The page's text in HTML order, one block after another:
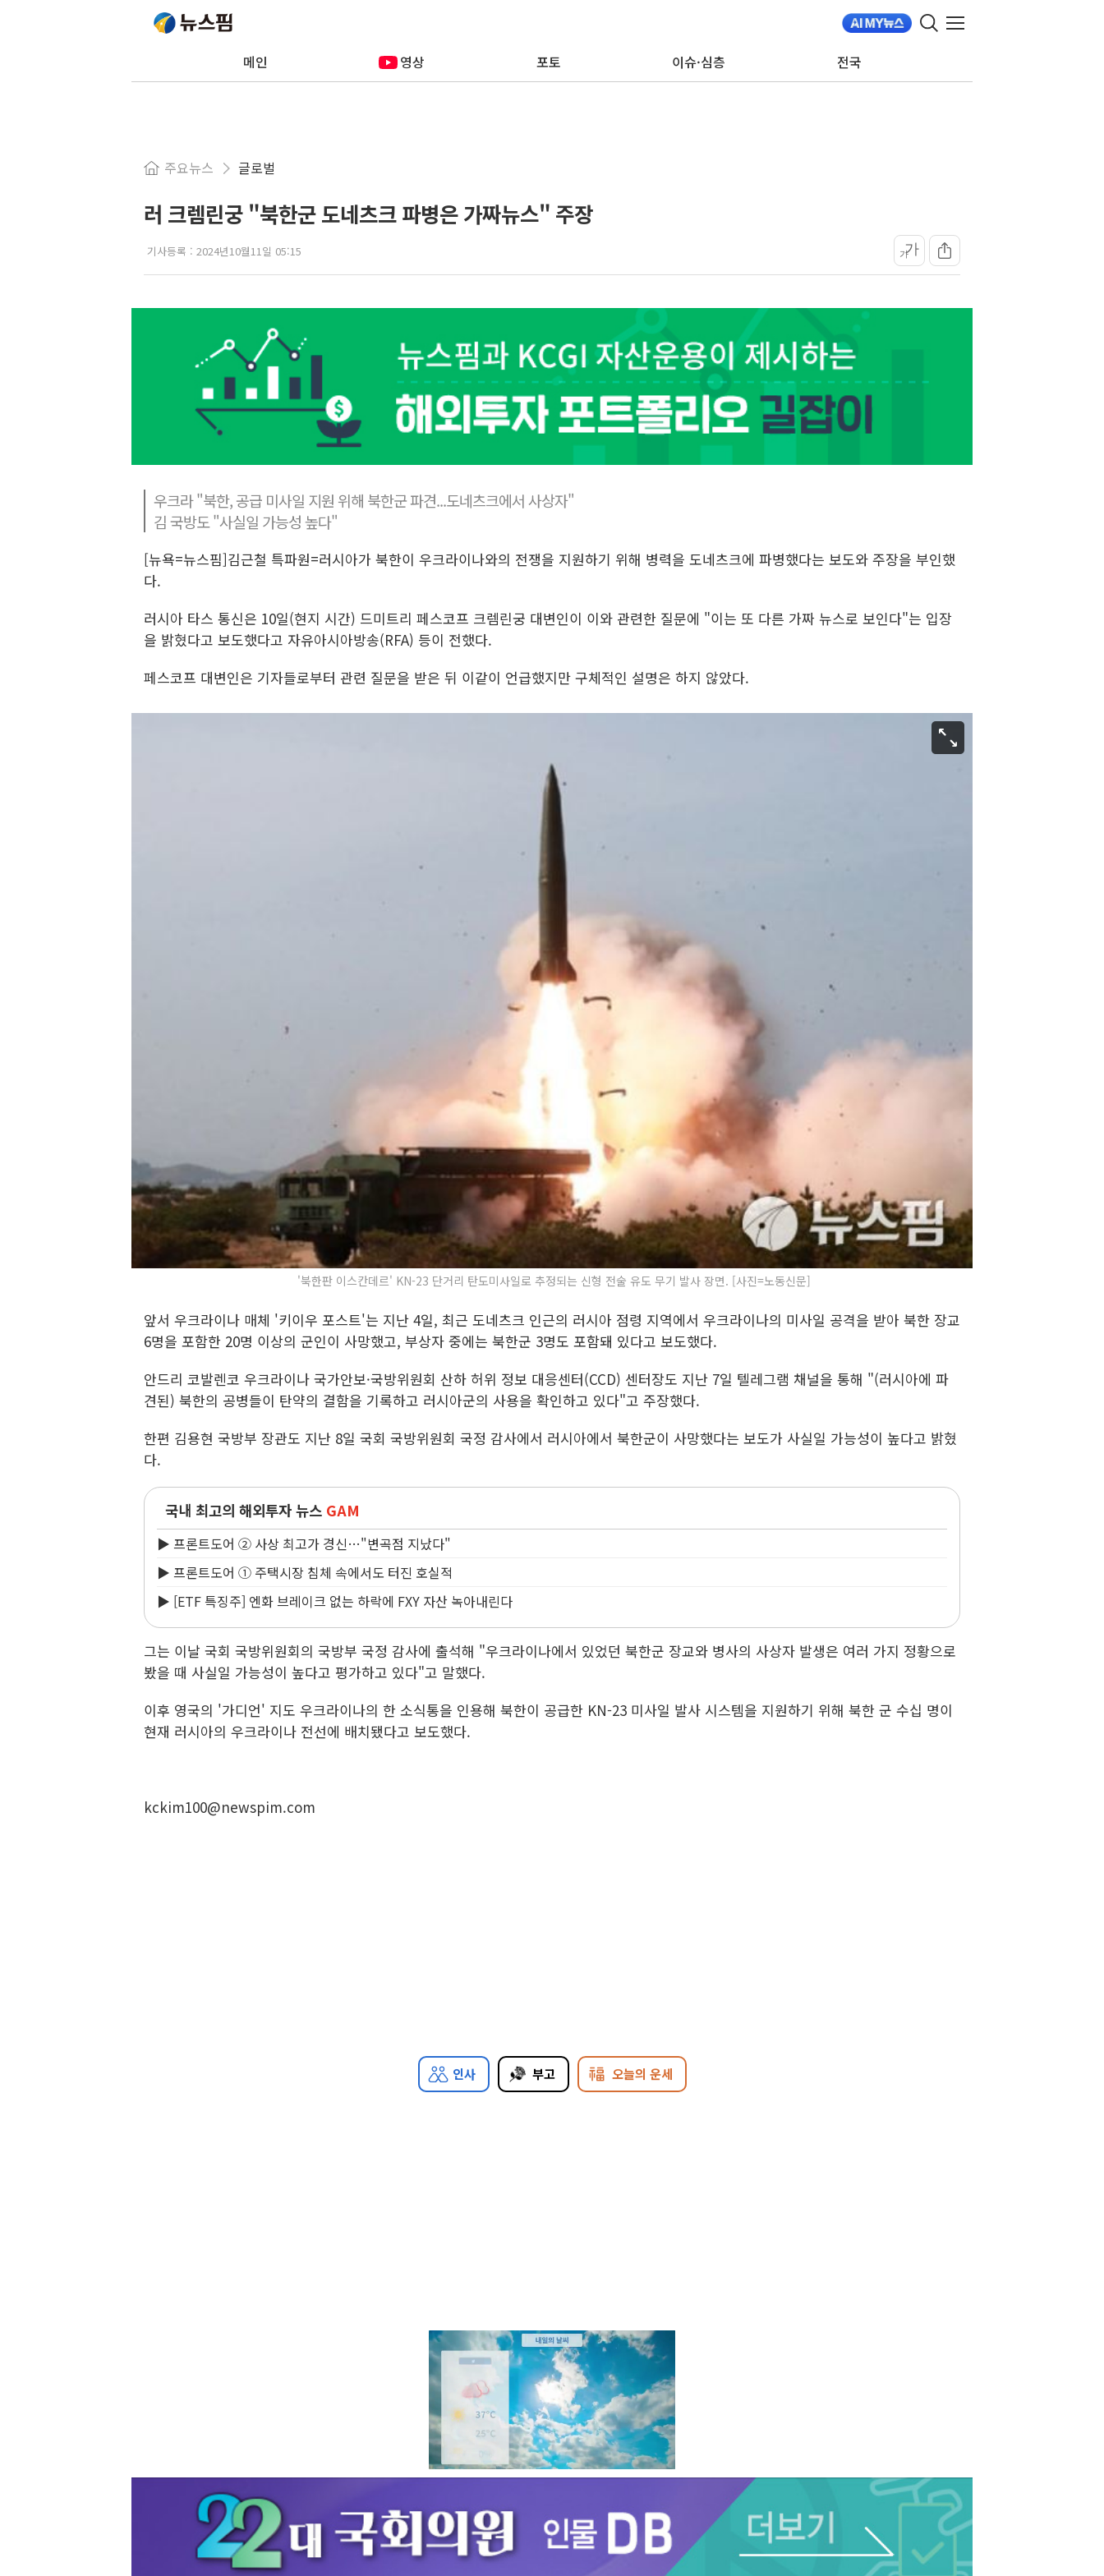
메인 영상 포토 이슈·심층 전국
주요뉴스 글로벌
러 크렘린궁 "북한군 도네츠크 파병은 가짜뉴스" 주장
기사등록 : 2024년10월11일 05:15 가가
우크라 "북한, 공급 미사일 지원 위해 북한군 파견...도네츠크에서 사상자"
김 국방도 "사실일 가능성 높다"
[뉴욕=뉴스핌]김근철 특파원=러시아가 북한이 우크라이나와의 전쟁을 지원하기 위해 병력을 도네츠크에 파병했다는 보도와 주장을 부인했
다.
러시아 타스 통신은 10일(현지 시간) 드미트리 페스코프 크렘린궁 대변인이 이와 관련한 질문에 "이는 또 다른 가짜 뉴스로 보인다"는 입장
을 밝혔다고 보도했다고 자유아시아방송(RFA) 등이 전했다.
페스코프 대변인은 기자들로부터 관련 질문을 받은 뒤 이같이 언급했지만 구체적인 설명은 하지 않았다.
'북한판 이스칸데르' KN-23 단거리 탄도미사일로 추정되는 신형 전술 유도 무기 발사 장면. [사진=노동신문]
앞서 우크라이나 매체 '키이우 포스트'는 지난 4일, 최근 도네츠크 인근의 러시아 점령 지역에서 우크라이나의 미사일 공격을 받아 북한 장교
6명을 포함한 20명 이상의 군인이 사망했고, 부상자 중에는 북한군 3명도 포함돼 있다고 보도했다.
안드리 코발렌코 우크라이나 국가안보·국방위원회 산하 허위 정보 대응센터(CCD) 센터장도 지난 7일 텔레그램 채널을 통해 "(러시아에 파
견된) 북한의 공병들이 탄약의 결함을 기록하고 러시아군의 사용을 확인하고 있다"고 주장했다.
한편 김용현 국방부 장관도 지난 8일 국회 국방위원회 국정 감사에서 러시아에서 북한군이 사망했다는 보도가 사실일 가능성이 높다고 밝혔
다.
국내 최고의 해외투자 뉴스 GAM
▶ 프론트도어 ② 사상 최고가 경신…"변곡점 지났다"
▶ 프론트도어 ① 주택시장 침체 속에서도 터진 호실적
▶ [ETF 특징주] 엔화 브레이크 없는 하락에 FXY 자산 녹아내린다
그는 이날 국회 국방위원회의 국방부 국정 감사에 출석해 "우크라이나에서 있었던 북한군 장교와 병사의 사상자 발생은 여러 가지 정황으로
봤을 때 사실일 가능성이 높다고 평가하고 있다"고 말했다.
이후 영국의 '가디언' 지도 우크라이나의 한 소식통을 인용해 북한이 공급한 KN-23 미사일 발사 시스템을 지원하기 위해 북한 군 수십 명이
현재 러시아의 우크라이나 전선에 배치됐다고 보도했다.
kckim100@newspim.com
인사 부고 오늘의 운세
Unmute